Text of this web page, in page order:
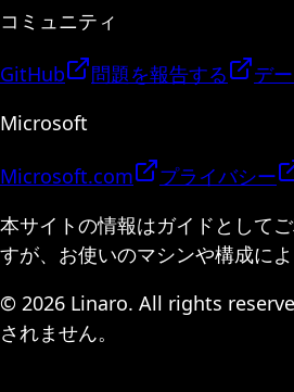
コミュニティ
GitHub 問題を報告する デ
Microsoft
Microsoft.com プライバシー
本サイトの情報はガイドとして
すが、お使いのマシンや構成に
© 2026 Linaro. All rights
されません。